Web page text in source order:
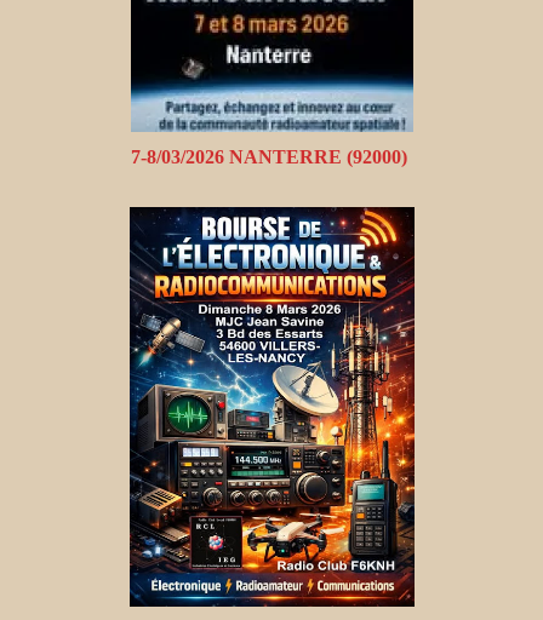
7-8/03/2026 NANTERRE (92000)